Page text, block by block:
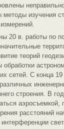
изучения
20 в. работы по
теорий
сетей. С конца
строения. В
расстояний